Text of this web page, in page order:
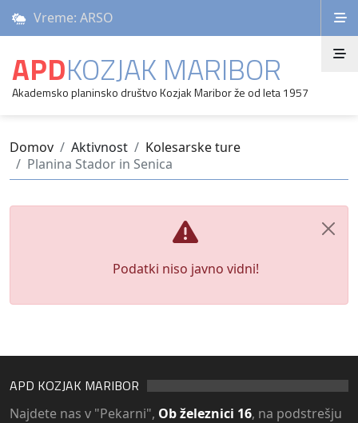
Vreme: ARSO
APDKOZJAK MARIBOR
Akademsko planinsko društvo Kozjak Maribor že od leta 1957
Domov Aktivnost
Kolesarske ture
Planina Stador in Senica
Podatki niso javno vidni!
APD KOZJAK MARIBOR
Najdete nas v "Pekarni", Ob železnici 16, na podstrešju